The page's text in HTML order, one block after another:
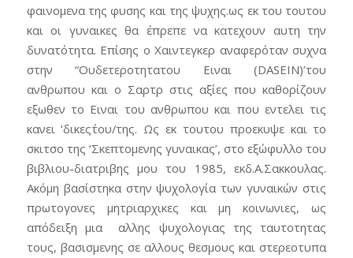
φαινομενα της φυσης και της ψυχης.ως εκ του τουτου
και οι γυναικες θα έπρεπε να κατεχουν αυτη την
δυνατότητα. Επίσης ο Χαιντεγκερ αναφερόταν συχνα
στην “Ουδετεροτητατου Ειναι (DASEIN)’του
ανθρωπου και ο Σαρτρ στις αξίες που καθορίζουν
εξωθεν το Ειναι του ανθρωπου και που εντελει τις
κανει ‘δικες΄του/της. Ως εκ τουτου προεκυψε και το
σκιτσο της ‘Σκεπτομενης γυναικας’, στο εξώφυλλο του
βιβλιου-διατριβης μου του 1985, εκδ.Α.Σακκουλας.
Ακόμη βασίστηκα στην ψυχολογία των γυναικών στις
πρωτογονες μητριαρχικες και μη κοινωνιες, ως
απόδειξη μια αλλης ψυχολογιας της ταυτοτητας
τους, βασισμενης σε αλλους θεσμους και στερεοτυπα